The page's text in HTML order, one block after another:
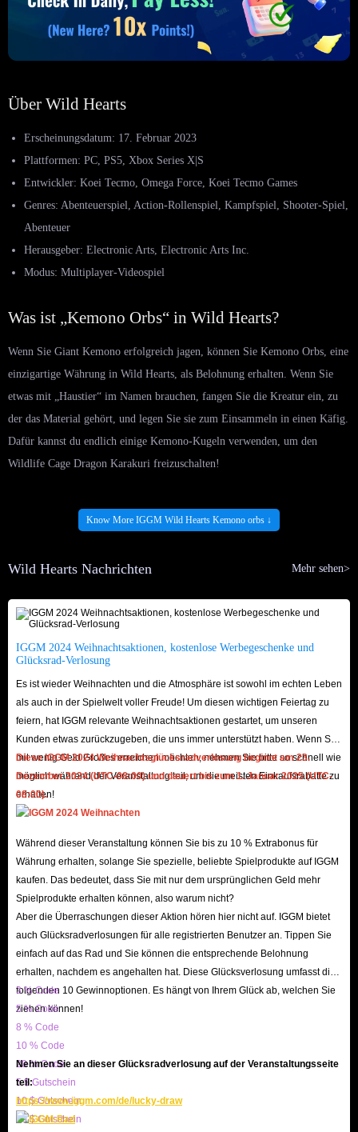
Über Wild Hearts
Erscheinungsdatum: 17. Februar 2023
Plattformen: PC, PS5, Xbox Series X|S
Entwickler: Koei Tecmo, Omega Force, Koei Tecmo Games
Genres: Abenteuerspiel, Action-Rollenspiel, Kampfspiel, Shooter-Spiel,
Abenteuer
Herausgeber: Electronic Arts, Electronic Arts Inc.
Modus: Multiplayer-Videospiel
Was ist „Kemono Orbs“ in Wild Hearts?
Wenn Sie Giant Kemono erfolgreich jagen, können Sie Kemono Orbs, eine
einzigartige Währung in Wild Hearts, als Belohnung erhalten. Wenn Sie
etwas mit „Haustier“ im Namen brauchen, fangen Sie die Kreatur ein, zu
der das Material gehört, und legen Sie sie zum Einsammeln in einen Käfig.
Dafür kannst du endlich einige Kemono-Kugeln verwenden, um den
Wildlife Cage Dragon Karakuri freizuschalten!
Ist IGGM für den Handel mit Wild Hearts
Kemono Orbs sicher?
IGGM.com hat einen 100% sicheren Transaktionsmechanismus und eine
Kemono Orbs werden auch über formelle Kanäle bezogen, und wir werden
niemals mit Hackern oder illegalen Lieferanten zusammenarbeiten, um den
guten Ruf von IGGM zu beeinträchtigen.
glaubwürdige Zahlungsmethoden an. Sie können eine auswählen, um die
Zahlung abzuschließen, und warten, bis das Drittanbieter-
Zahlungsunternehmen Ihnen die Rechnung zusendet. Und wir können
Ihnen auch versichern, dass beim Kauf von Wild Hearts Kemono Orbs bei
IGGM.com Ihre Privatsphäre und Ihr Eigentum nicht beeinträchtigt oder
gefährdet werden.
Wild Hearts Kemono Orbs Kaufen bei IGGM.com
- Genießen Sie den besten Full-Service
1. Extrem niedrige Preise und tolle Angebote
Sie können den sozialen Konten von IGGM wie Facebook oder Twitter
folgen, wir werden immer verschiedene Werbeaktivitäten oder
Lotterieaktivitäten auf sozialen Plattformen durchführen und freuen uns
darauf, dass Sie der Glückliche sind;
Sie können große, von IGGM ausgestellte Coupons erhalten, um an
bestimmten Feiertagen günstigere Wild Hearts Kemono Orbs zu kaufen;
Sie können IGGM-VIP werden (bis zu 5 % Rabatt) oder dem IGGM-
Provisionen von IGGM zu verdienen, um mehr Wild Hearts Kemono Orbs
Know More IGGM Wild Hearts Kemono orbs ↓
Wild Hearts Nachrichten Mehr sehen>
IGGM 2024 Weihnachtsaktionen, kostenlose Werbegeschenke und
Glücksrad-Verlosung
Es ist wieder Weihnachten und die Atmosphäre ist sowohl im echten Leben
als auch in der Spielwelt voller Freude! Um diesen wichtigen Feiertag zu
feiern, hat IGGM relevante Weihnachtsaktionen gestartet, um unseren
Kunden etwas zurückzugeben, die uns immer unterstützt haben. Wenn Sie
mit wenig Geld Großes erreichen möchten, nehmen Sie bitte so schnell wie
möglich während der Veranstaltung teil, um die meisten Einkaufsrabatte zu
erhalten!
Diese IGGM 2024 Weihnachtsglücksradverlosung beginnt am 23.
Dezember 2024 (UTC-08:00) und dauert bis zum 1. Januar 2025 (UTC-
08:00).
Während dieser Veranstaltung können Sie bis zu 10 % Extrabonus für
Währung erhalten, solange Sie spezielle, beliebte Spielprodukte auf IGGM
kaufen. Das bedeutet, dass Sie mit nur dem ursprünglichen Geld mehr
Spielprodukte erhalten können, also warum nicht?
Aber die Überraschungen dieser Aktion hören hier nicht auf. IGGM bietet
auch Glücksradverlosungen für alle registrierten Benutzer an. Tippen Sie
einfach auf das Rad und Sie können die entsprechende Belohnung
erhalten, nachdem es angehalten hat. Diese Glücksverlosung umfasst die
folgenden 10 Gewinnoptionen. Es hängt von Ihrem Glück ab, welchen Sie
ziehen können!
3 % Code
5 % Code
8 % Code
10 % Code
20 % Code
5 $ Gutschein
10 $ Gutschein
20 $ Gutschein
Nehmen Sie an dieser Glücksradverlosung auf der Veranstaltungsseite
teil:
https://www.iggm.com/de/lucky-draw